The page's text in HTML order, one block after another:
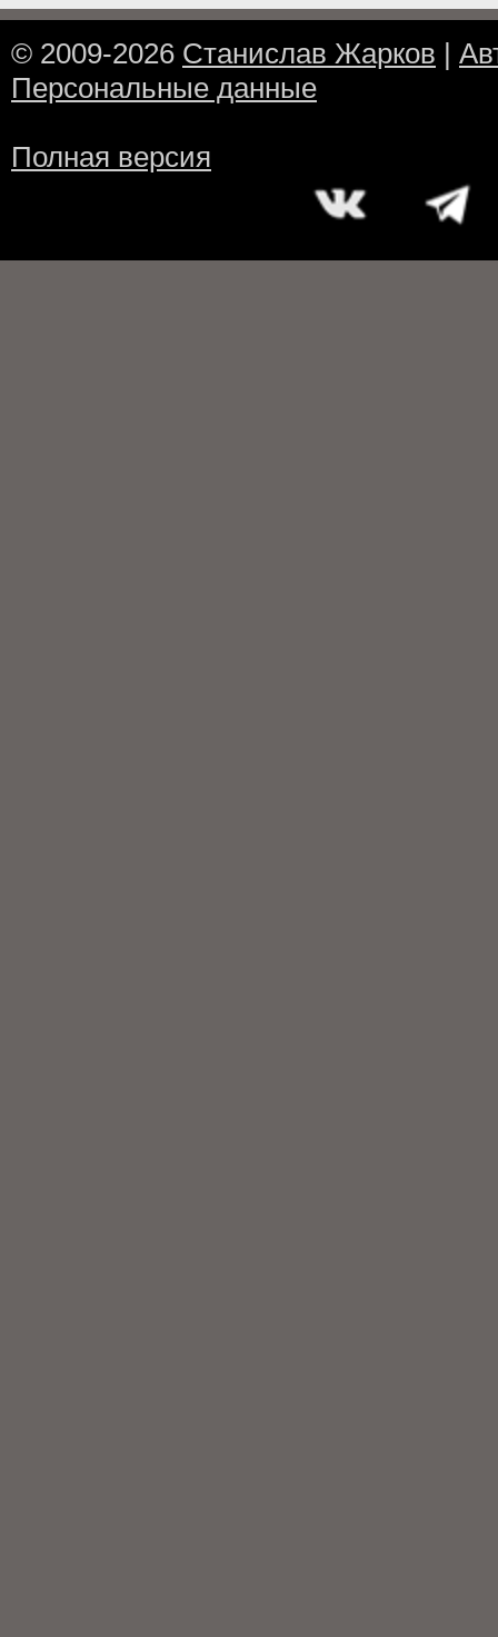
© 2009-2026 Станислав Жарков |
Персональные данные
Полная версия